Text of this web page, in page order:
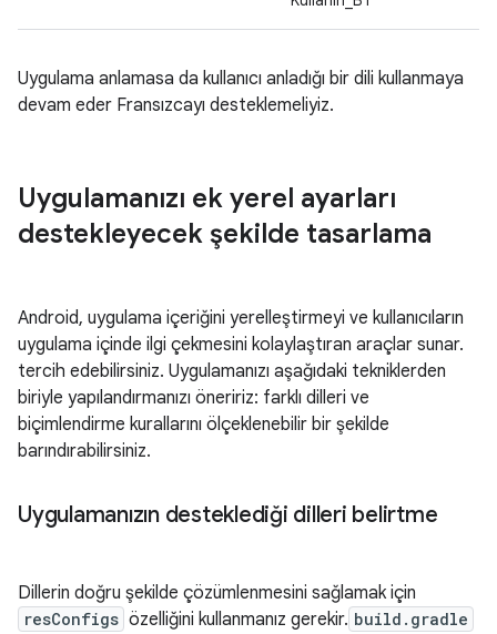
Uygulama anlamasa da kullanıcı anladığı bir dili kullanmaya
devam eder Fransızcayı desteklemeliyiz.
Uygulamanızı ek yerel ayarları
destekleyecek şekilde tasarlama
Android, uygulama içeriğini yerelleştirmeyi ve kullanıcıların
uygulama içinde ilgi çekmesini kolaylaştıran araçlar sunar.
tercih edebilirsiniz. Uygulamanızı aşağıdaki tekniklerden
biriyle yapılandırmanızı öneririz: farklı dilleri ve
biçimlendirme kurallarını ölçeklenebilir bir şekilde
barındırabilirsiniz.
Uygulamanızın desteklediği dilleri belirtme
Dillerin doğru şekilde çözümlenmesini sağlamak için
resConfigs özelliğini kullanmanız gerekir. build.gradle